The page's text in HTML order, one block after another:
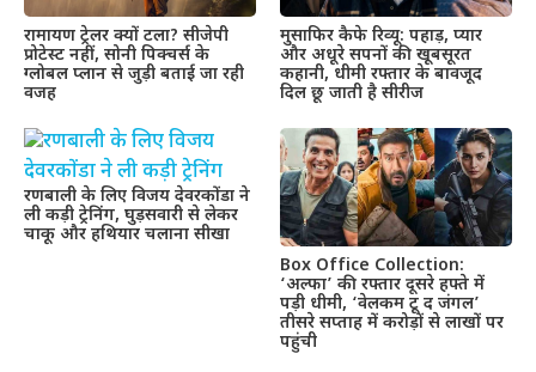
रामायण ट्रेलर क्यों टला? सीजेपी
प्रोटेस्ट नहीं, सोनी पिक्चर्स के
ग्लोबल प्लान से जुड़ी बताई जा रही
वजह
मुसाफिर कैफे रिव्यू: पहाड़, प्यार
और अधूरे सपनों की खूबसूरत
कहानी, धीमी रफ्तार के बावजूद
दिल छू जाती है सीरीज
रणबाली के लिए विजय देवरकोंडा ने
ली कड़ी ट्रेनिंग, घुड़सवारी से लेकर
चाकू और हथियार चलाना सीखा
Box Office Collection:
‘अल्फा’ की रफ्तार दूसरे हफ्ते में
पड़ी धीमी, ‘वेलकम टू द जंगल’
तीसरे सप्ताह में करोड़ों से लाखों पर
पहुंची